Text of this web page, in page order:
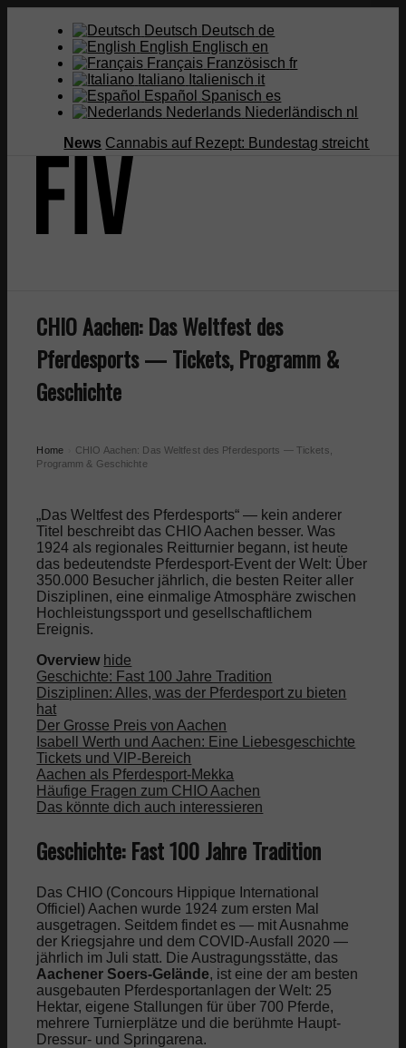
Deutsch Deutsch de
English Englisch en
Français Französisch fr
Italiano Italienisch it
Español Spanisch es
Nederlands Niederländisch nl
News Cannabis auf Rezept: Bundestag streicht
Menü Menü
CHIO Aachen: Das Weltfest des
Pferdesports — Tickets, Programm &
Geschichte
Home
CHIO Aachen: Das Weltfest des Pferdesports — Tickets,
Programm & Geschichte
„Das Weltfest des Pferdesports“ — kein anderer
Titel beschreibt das CHIO Aachen besser. Was
1924 als regionales Reitturnier begann, ist heute
das bedeutendste Pferdesport-Event der Welt: Über
350.000 Besucher jährlich, die besten Reiter aller
Disziplinen, eine einmalige Atmosphäre zwischen
Hochleistungssport und gesellschaftlichem
Ereignis.
Overview hide
Geschichte: Fast 100 Jahre Tradition
Disziplinen: Alles, was der Pferdesport zu bieten
hat
Der Grosse Preis von Aachen
Isabell Werth und Aachen: Eine Liebesgeschichte
Tickets und VIP-Bereich
Aachen als Pferdesport-Mekka
Häufige Fragen zum CHIO Aachen
Das könnte dich auch interessieren
Geschichte: Fast 100 Jahre Tradition
Das CHIO (Concours Hippique International
Officiel) Aachen wurde 1924 zum ersten Mal
ausgetragen. Seitdem findet es — mit Ausnahme
der Kriegsjahre und dem COVID-Ausfall 2020 —
jährlich im Juli statt. Die Austragungsstätte, das
Aachener Soers-Gelände, ist eine der am besten
ausgebauten Pferdesportanlagen der Welt: 25
Hektar, eigene Stallungen für über 700 Pferde,
mehrere Turnierplätze und die berühmte Haupt-
Dressur- und Springarena.